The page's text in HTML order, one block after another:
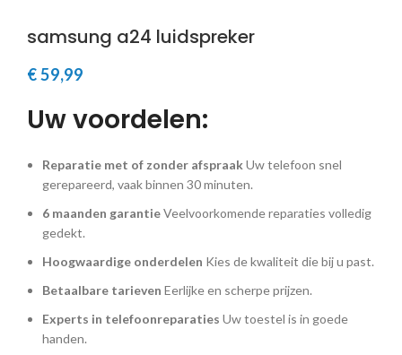
samsung a24 luidspreker
€59,99
Uw voordelen:
Reparatie met of zonder afspraakUw telefoon snel
gerepareerd, vaak binnen 30 minuten.
6 maanden garantieVeelvoorkomende reparaties volledig
gedekt.
Hoogwaardige onderdelen Kies de kwaliteit die bij u past.
Betaalbare tarieven Eerlijke en scherpe prijzen.
Experts in telefoonreparaties Uw toestel is in goede
handen.